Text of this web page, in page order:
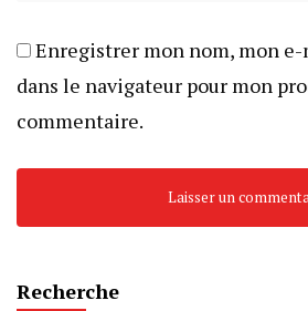
Enregistrer mon nom, mon
dans le navigateur pour mon
commentaire.
Recherche